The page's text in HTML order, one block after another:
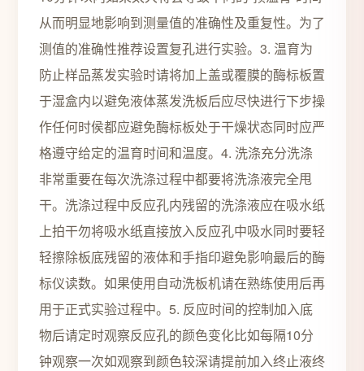
从而明显地影响到测量值的准确性及重复性。为了
测值的准确性推荐设置复孔进行实验。3. 温育为
防止样品蒸发实验时请将加上盖或覆膜的酶标板置
于湿盒内以避免液体蒸发洗板后应尽快进行下步操
作任何时侯都应避免酶标板处于干燥状态同时应严
格遵守给定的温育时间和温度。4. 洗涤充分洗涤
非常重要在每次洗涤过程中都要将洗涤液完全甩
干。洗涤过程中反应孔内残留的洗涤液应在吸水纸
上拍干勿将吸水纸直接放入反应孔中吸水同时要轻
轻擦除板底残留的液体和手指印避免影响最后的酶
标仪读数。如果使用自动洗板机请在熟练使用后再
用于正式实验过程中。5. 反应时间的控制加入底
物后请定时观察反应孔的颜色变化比如每隔10分
钟观察一次如观察到颜色较深请提前加入终止液终